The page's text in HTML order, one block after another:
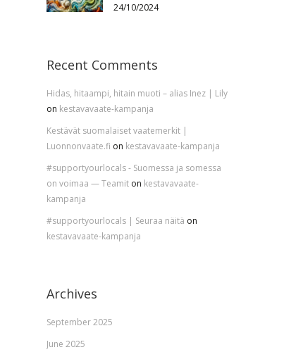
24/10/2024
Recent Comments
Hidas, hitaampi, hitain muoti – alias Inez | Lily
on kestavavaate-kampanja
Kestävät suomalaiset vaatemerkit |
Luonnonvaate.fi on kestavavaate-kampanja
#supportyourlocals - Suomessa ja somessa
on voimaa — Teamit on kestavavaate-
kampanja
#supportyourlocals | Seuraa näitä on
kestavavaate-kampanja
Archives
September 2025
June 2025